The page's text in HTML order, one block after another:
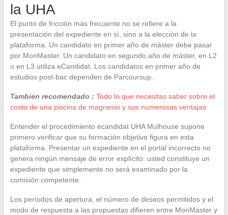
la UHA
El punto de fricción más frecuente no se refiere a la
presentación del expediente en sí, sino a la elección de la
plataforma. Un candidato en primer año de máster debe pasar
por MonMaster. Un candidato en segundo año de máster, en L2
o en L3 utiliza eCandidat. Los candidatos en primer año de
estudios post-bac dependen de Parcoursup.
También recomendado : Todo lo que necesitas saber sobre el
costo de una piscina de magnesio y sus numerosas ventajas
Entender el procedimiento ecandidat UHA Mulhouse supone
primero verificar que su formación objetivo figura en esta
plataforma. Presentar un expediente en el portal incorrecto no
genera ningún mensaje de error explícito: usted constituye un
expediente que simplemente no será examinado por la
comisión competente.
Los períodos de apertura, el número de deseos permitidos y el
modo de respuesta a las propuestas difieren entre MonMaster y